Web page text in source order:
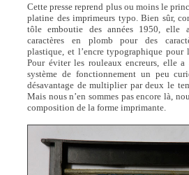
Cette presse reprend plus ou moins le
platine des imprimeurs typo. Bien sûr,
tôle emboutie des années 1950, elle
caractères en plomb pour des
plastique, et l’encre typographique pour
Pour éviter les rouleaux encreurs, elle a
système de fonctionnement un peu
désavantage de multiplier par deux le
Mais nous n’en sommes pas encore là,
composition de la forme imprimante.